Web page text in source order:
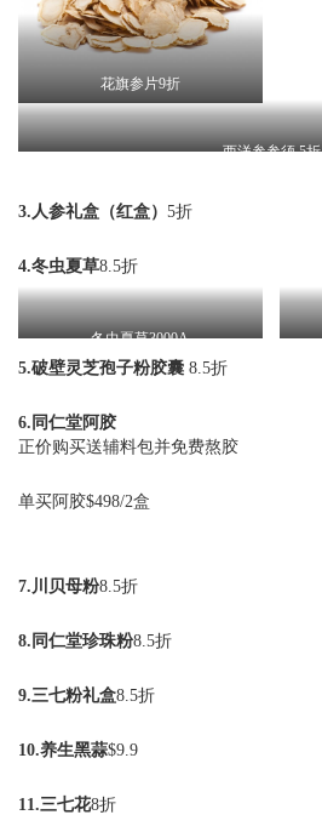
花旗参片9折
西洋参参须 5折
3.人参礼盒（红盒） 5折
4.冬虫夏草8.5折
冬虫夏草3000A
5.破壁灵芝孢子粉胶囊 8.5折
6.同仁堂阿胶
正价购买送辅料包并免费熬胶
单买阿胶$498/2盒
7.川贝母粉8.5折
8.同仁堂珍珠粉8.5折
9.三七粉礼盒8.5折
10.养生黑蒜$9.9
11.三七花8折